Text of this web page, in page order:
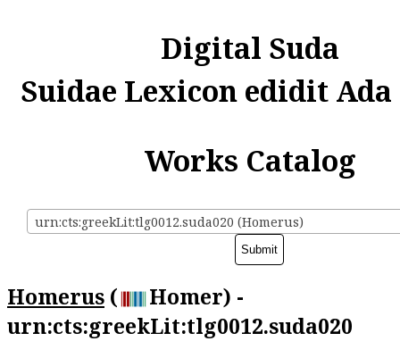
Digital Suda
Suidae Lexicon edidit
Works Catalog
urn:cts:greekLit:tlg0012.suda020 (Homerus)
Homerus (
Homer) -
urn:cts:greekLit:tlg0012.suda020